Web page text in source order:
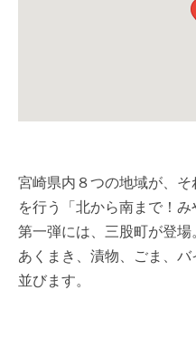
宮崎県内８つの地域が、
を行う「北から南まで！み
第一弾には、三股町が登場。
あくまき、漬物、ごま、
並びます。